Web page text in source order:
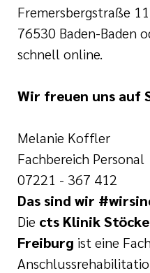
Fremersbergstraße
76530 Baden-Baden
schnell online.
Wir freuen uns auf
Melanie Koffler
Fachbereich Personal
07221 - 367 412
Das sind wir
Die cts Klinik
Freiburg ist eine